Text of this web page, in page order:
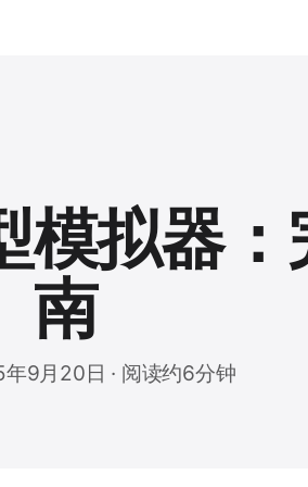
模拟器：
南
9月20日 · 阅读约6分钟